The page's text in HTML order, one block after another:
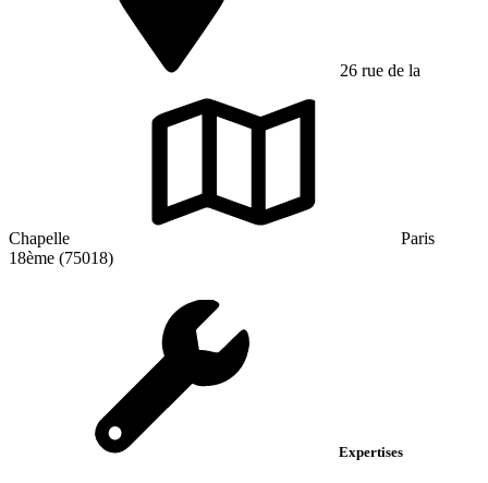
26 rue de la
Chapelle
Paris
18ème (75018)
Expertises